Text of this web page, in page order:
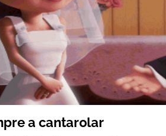
a cantarolar